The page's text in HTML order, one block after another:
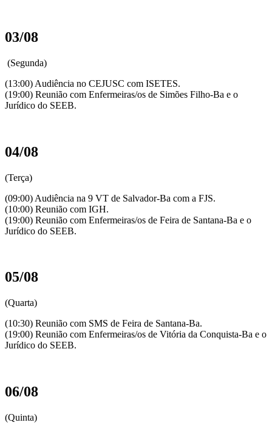
03/08
(Segunda)
(13:00) Audiência no CEJUSC com ISETES.
(19:00) Reunião com Enfermeiras/os de Simões Filho-Ba e o
Jurídico do SEEB.
04/08
(Terça)
(09:00) Audiência na 9 VT de Salvador-Ba com a FJS.
(10:00) Reunião com IGH.
(19:00) Reunião com Enfermeiras/os de Feira de Santana-Ba e o
Jurídico do SEEB.
05/08
(Quarta)
(10:30) Reunião com SMS de Feira de Santana-Ba.
(19:00) Reunião com Enfermeiras/os de Vitória da Conquista-Ba e o
Jurídico do SEEB.
06/08
(Quinta)